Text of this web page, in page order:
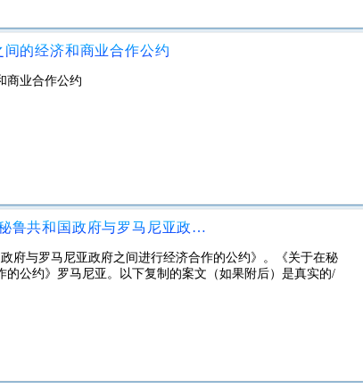
的经济和商业合作公约
商业合作公约
1994年5月16日在利马签署的《关于修订秘鲁共和国政府与罗马尼亚政府之间的经济和商业合作公约的议定书》
府与罗马尼亚政府之间进行经济合作的公约》。《关于在秘
公约》罗马尼亚。以下复制的案文（如果附后）是真实的/